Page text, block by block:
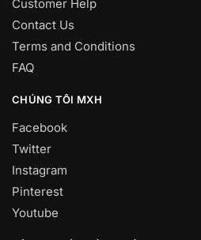
Customer Help
Contact Us
Terms and Conditions
FAQ
CHÚNG TÔI MXH
Facebook
Twitter
Instagram
Pinterest
Youtube